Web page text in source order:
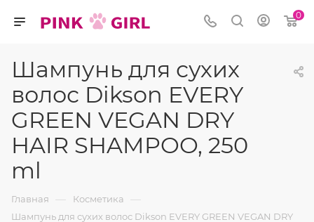
0
Шампунь для сухих
волос Dikson EVERY
GREEN VEGAN DRY
HAIR SHAMPOO, 250
ml
Главная — Косметика —
Шампунь для сухих волос Dikson EVERY GREEN VEGAN DRY